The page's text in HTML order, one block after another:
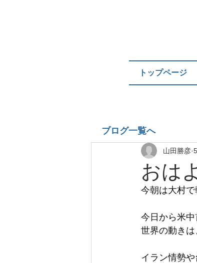
トップページ
おは
山田勝彦
今朝は大村で
今日から米中
世界の動きは
イラン情勢
ブログ一覧へ